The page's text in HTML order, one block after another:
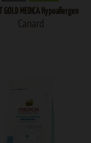
GOLD MEDICA Hypoallergen
Canard